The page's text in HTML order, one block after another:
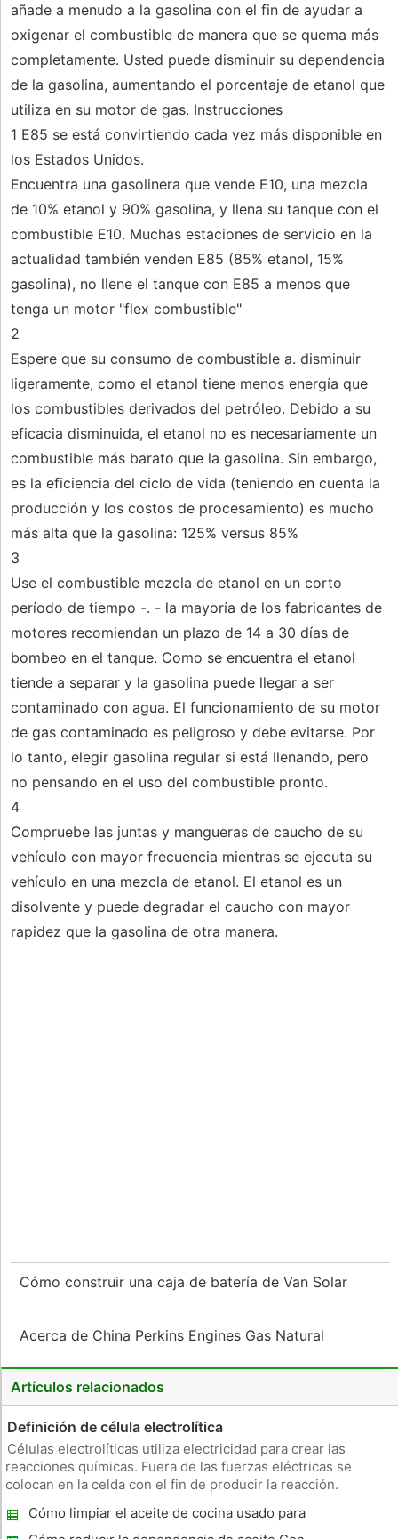
añade a menudo a la gasolina con el fin de ayudar a
oxigenar el combustible de manera que se quema más
completamente. Usted puede disminuir su dependencia
de la gasolina, aumentando el porcentaje de etanol que
utiliza en su motor de gas. Instrucciones
1 E85 se está convirtiendo cada vez más disponible en
los Estados Unidos.
Encuentra una gasolinera que vende E10, una mezcla
de 10% etanol y 90% gasolina, y llena su tanque con el
combustible E10. Muchas estaciones de servicio en la
actualidad también venden E85 (85% etanol, 15%
gasolina), no llene el tanque con E85 a menos que
tenga un motor "flex combustible"
2
Espere que su consumo de combustible a. disminuir
ligeramente, como el etanol tiene menos energía que
los combustibles derivados del petróleo. Debido a su
eficacia disminuida, el etanol no es necesariamente un
combustible más barato que la gasolina. Sin embargo,
es la eficiencia del ciclo de vida (teniendo en cuenta la
producción y los costos de procesamiento) es mucho
más alta que la gasolina: 125% versus 85%
3
Use el combustible mezcla de etanol en un corto
período de tiempo -. - la mayoría de los fabricantes de
motores recomiendan un plazo de 14 a 30 días de
bombeo en el tanque. Como se encuentra el etanol
tiende a separar y la gasolina puede llegar a ser
contaminado con agua. El funcionamiento de su motor
de gas contaminado es peligroso y debe evitarse. Por
lo tanto, elegir gasolina regular si está llenando, pero
no pensando en el uso del combustible pronto.
4
Compruebe las juntas y mangueras de caucho de su
vehículo con mayor frecuencia mientras se ejecuta su
vehículo en una mezcla de etanol. El etanol es un
disolvente y puede degradar el caucho con mayor
rapidez que la gasolina de otra manera.
Cómo construir una caja de batería de Van Solar
Acerca de China Perkins Engines Gas Natural
Artículos relacionados
Definición de célula electrolítica
Células electrolíticas utiliza electricidad para crear las
reacciones químicas. Fuera de las fuerzas eléctricas se
colocan en la celda con el fin de producir la reacción.
(tales como cloruro de sodio) y están conectados por un
Cómo limpiar el aceite de cocina usado para
Diesel Fuel